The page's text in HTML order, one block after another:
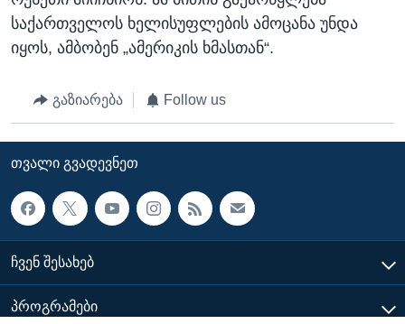
საქართველოს ხელისუფლების ამოცანა უნდა
იყოს, ამბობენ „ამერიკის ხმასთან“.
გაზიარება Follow us
ᲗᲕᲐᲚᲘ ᲒᲕᲐᲓᲔᲕᲜᲔᲗ
ᲩᲕᲔᲜ ᲨᲔᲡᲐᲮᲔᲑ
ᲞᲠᲝᲒᲠᲐᲛᲔᲑᲘ